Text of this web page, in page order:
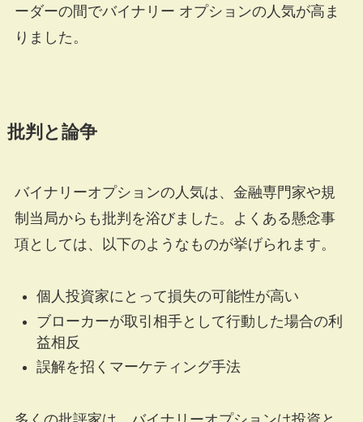
ーダーの間でバイナリー オプションの人気が高ま
りました。
批判と論争
バイナリーオプションの人気は、金融専門家や規
制当局からも批判を浴びました。よくある懸念事
項としては、以下のようなものが挙げられます。
個人投資家にとって損失の可能性が高い
ブローカーが取引相手として行動した場合の利
益相反
誤解を招くマーケティング手法